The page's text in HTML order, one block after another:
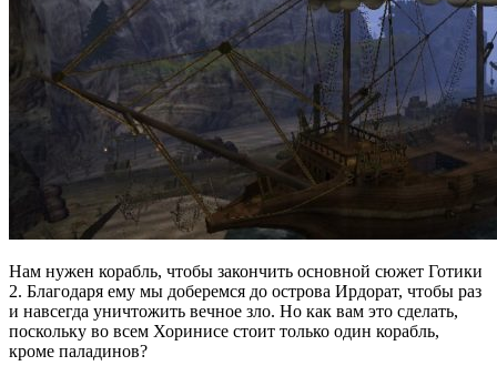
Нам нужен корабль, чтобы закончить основной сюжет Готики
2. Благодаря ему мы доберемся до острова Ирдорат, чтобы раз
и навсегда уничтожить вечное зло. Но как вам это сделать,
поскольку во всем Хоринисе стоит только один корабль,
кроме паладинов?